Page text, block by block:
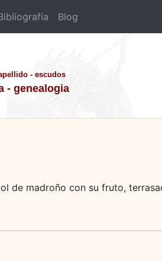
Blog
- escudos
- genealogia
de madroño con su fruto,